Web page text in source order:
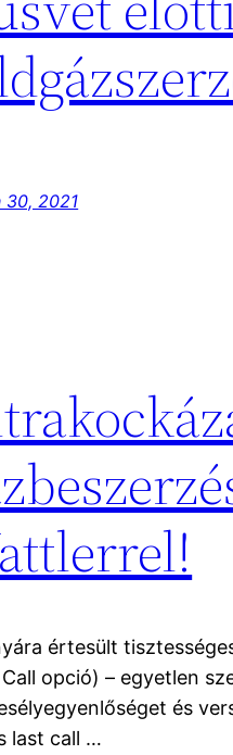
30, 2021
értesült
opció) – egyetlen
és
last call …